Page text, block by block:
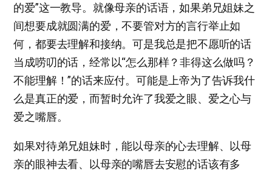
的爱”这一教导。就像母亲的话语，如果弟兄姐妹之
间想要成就圆满的爱，不要管对方的言行举止如
何，都要去理解和接纳。可是我总是把不愿听的话
当成唠叨的话，经常以“怎么那样？非得这么做吗？
不能理解！”的话来应付。可能是上帝为了告诉我什
么是真正的爱，而暂时允许了我爱之眼、爱之心与
爱之嘴唇。
如果对待弟兄姐妹时，能以母亲的心去理解、以母
亲的眼神去看、以母亲的嘴唇去安慰的话该有多